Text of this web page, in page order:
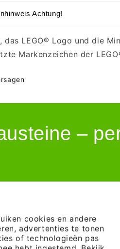
cookies en andere
advertenties te tonen
of technologieën pas
Achtung!
das LEGO® Logo und die
Markenzeichen der
–